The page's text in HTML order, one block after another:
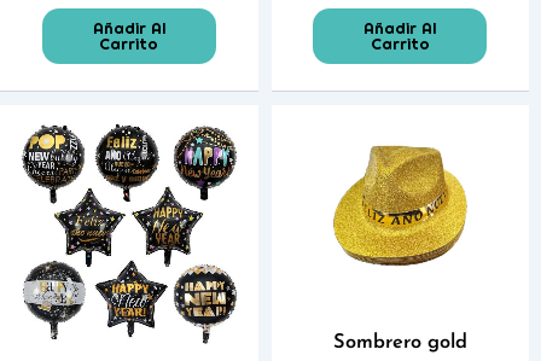
Añadir Al
Carrito
Añadir Al
Carrito
Sombrero gold